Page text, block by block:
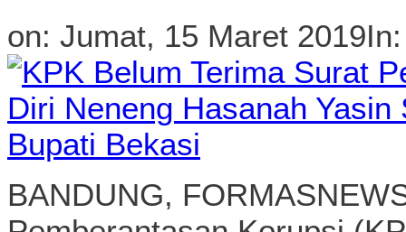
on: Jumat, 15 Maret 2019
BANDUNG,